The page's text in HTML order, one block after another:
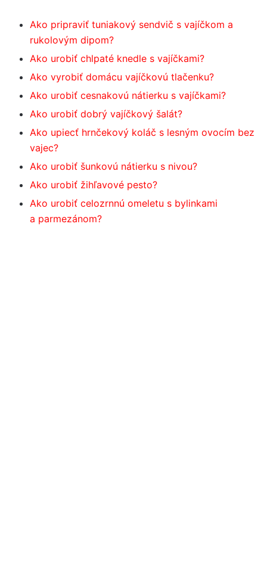
Ako pripraviť tuniakový sendvič s vajíčkom a
rukolovým dipom?
Ako urobiť chlpaté knedle s vajíčkami?
Ako vyrobiť domácu vajíčkovú tlačenku?
Ako urobiť cesnakovú nátierku s vajíčkami?
Ako urobiť dobrý vajíčkový šalát?
Ako upiecť hrnčekový koláč s lesným ovocím bez
vajec?
Ako urobiť šunkovú nátierku s nivou?
Ako urobiť žihľavové pesto?
Ako urobiť celozrnnú omeletu s bylinkami
a parmezánom?